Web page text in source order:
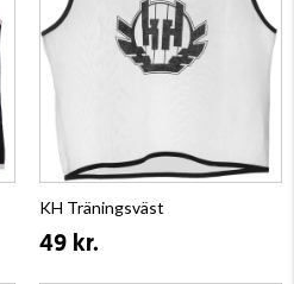
KH Träningsväst
49 kr.